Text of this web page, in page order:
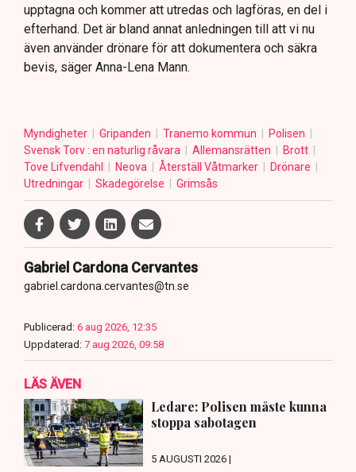
upptagna och kommer att utredas och lagföras, en del i
efterhand. Det är bland annat anledningen till att vi nu
även använder drönare för att dokumentera och säkra
bevis, säger Anna-Lena Mann.
Myndigheter Gripanden Tranemo kommun
Polisen
Svensk Torv : en naturlig råvara
Allemansrätten
Brott
Tove Lifvendahl
Neova Återställ Våtmarker
Drönare
Utredningar
Skadegörelse Grimsås
Gabriel Cardona Cervantes
gabriel.cardona.cervantes@tn.se
Publicerad: 6 aug 2026, 12:35
Uppdaterad: 7 aug 2026, 09:58
LÄS ÄVEN
Ledare: Polisen måste kunna
stoppa sabotagen
5 AUGUSTI 2026 |